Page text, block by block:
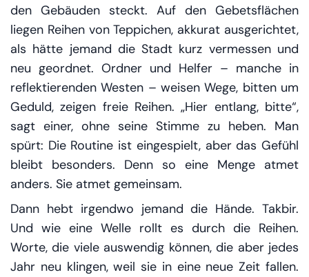
den Gebäuden steckt. Auf den Gebetsflächen
liegen Reihen von Teppichen, akkurat ausgerichtet,
als hätte jemand die Stadt kurz vermessen und
neu geordnet. Ordner und Helfer – manche in
reflektierenden Westen – weisen Wege, bitten um
Geduld, zeigen freie Reihen. „Hier entlang, bitte“,
sagt einer, ohne seine Stimme zu heben. Man
spürt: Die Routine ist eingespielt, aber das Gefühl
bleibt besonders. Denn so eine Menge atmet
anders. Sie atmet gemeinsam.
Dann hebt irgendwo jemand die Hände. Takbir.
Und wie eine Welle rollt es durch die Reihen.
Worte, die viele auswendig können, die aber jedes
Jahr neu klingen, weil sie in eine neue Zeit fallen.